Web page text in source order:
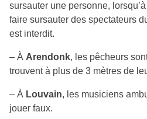
sursauter une personne,
faire sursauter des spectateurs
est interdit.
– À Arendonk, les pêcheurs
trouvent à plus de 3 mètres de
– À Louvain, les musiciens
jouer faux.